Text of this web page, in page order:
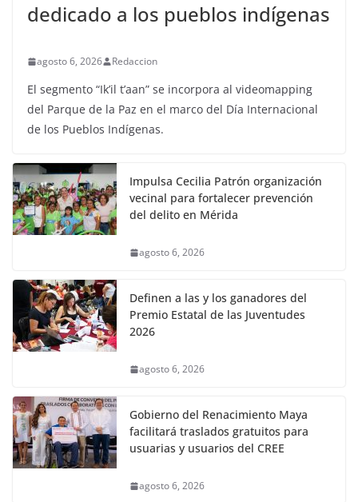
dedicado a los pueblos indígenas
agosto 6, 2026 Redaccion
El segmento “Ik’il t’aan” se incorpora al videomapping
del Parque de la Paz en el marco del Día Internacional
de los Pueblos Indígenas.
Impulsa Cecilia Patrón organización
vecinal para fortalecer prevención
del delito en Mérida
agosto 6, 2026
Definen a las y los ganadores del
Premio Estatal de las Juventudes
2026
agosto 6, 2026
Gobierno del Renacimiento Maya
facilitará traslados gratuitos para
usuarias y usuarios del CREE
agosto 6, 2026